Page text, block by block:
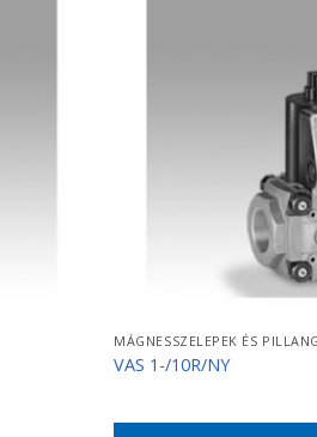
MÁGNESSZELEPEK ÉS
VAS 1-/10R/NY